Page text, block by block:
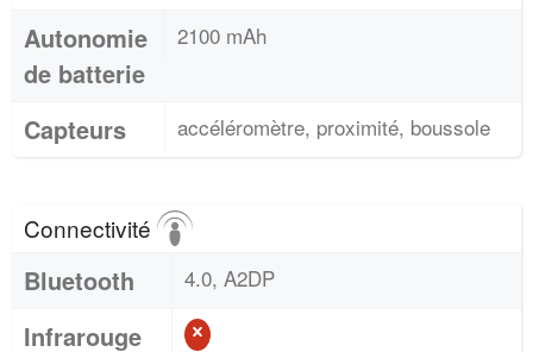
Autonomie
de batterie
2100 mAh
Capteurs accéléromètre, proximité, boussole
Connectivité
Bluetooth 4.0, A2DP
Infrarouge